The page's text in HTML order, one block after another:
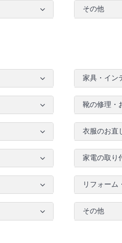
その他
家具・イン
靴の修理・
衣服のお直
家電の取り
リフォーム
その他